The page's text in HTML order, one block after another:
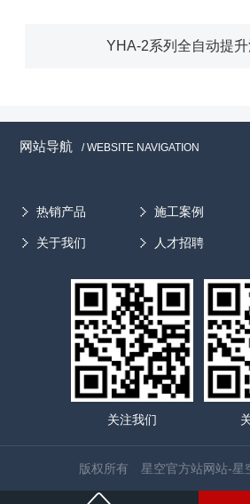
YHA-2系列全自动提
网站导航 / WEBSITE NAVIGATION
热销产品 施工案例
关于我们 人才招聘
关注我们
版权所有 星空官方站网站-